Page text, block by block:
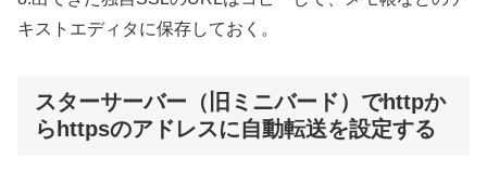
キストエディタに保存しておく。
スターサーバー（旧ミニバード）でhttpか
らhttpsのアドレスに自動転送を設定する